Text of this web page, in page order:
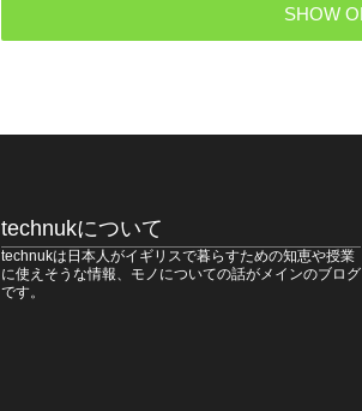
SHOW
technukについて
technukは日本人がイギリスで暮らすための知恵や授業
に使えそうな情報、モノについての話がメインのブログ
です。